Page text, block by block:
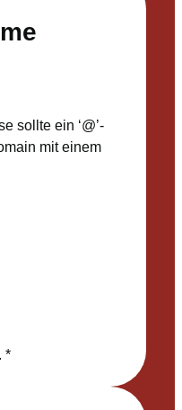
sollte ein ‘@’-
mit einem
. *